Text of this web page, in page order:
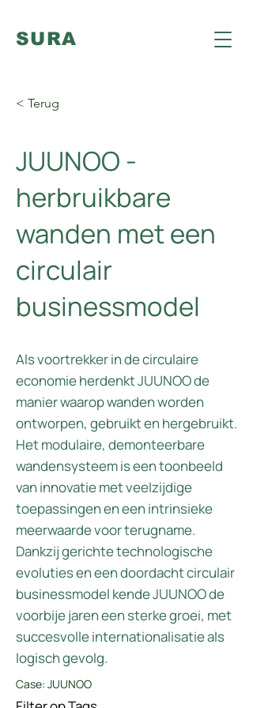
SURA
< Terug
JUUNOO -
herbruikbare
wanden met een
circulair
businessmodel
Als voortrekker in de circulaire
economie herdenkt JUUNOO de
manier waarop wanden worden
ontworpen, gebruikt en hergebruikt.
Het modulaire, demonteerbare
wandensysteem is een toonbeeld
van innovatie met veelzijdige
toepassingen en een intrinsieke
meerwaarde voor terugname.
Dankzij gerichte technologische
evoluties en een doordacht circulair
businessmodel kende JUUNOO de
voorbije jaren een sterke groei, met
succesvolle internationalisatie als
logisch gevolg.
Case: JUUNOO